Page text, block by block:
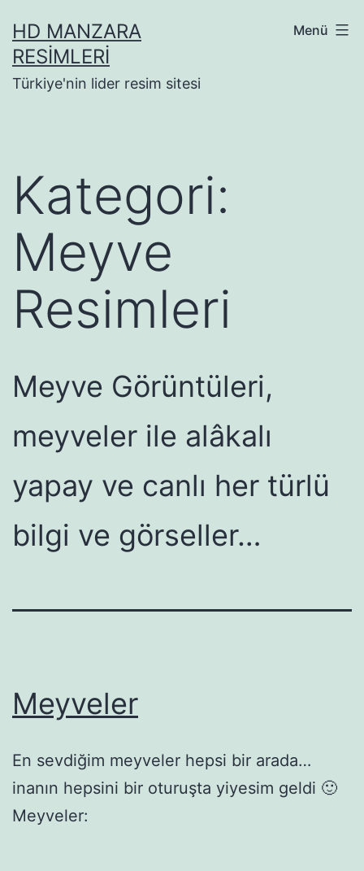
geçHD MANZARA
RESIMLERI
Türkiye'nin lider resim sitesi
Menü
Kategori:
Meyve
Resimleri
Meyve Görüntüleri,
meyveler ile alâkalı
yapay ve canlı her türlü
bilgi ve görseller…
Meyveler
En sevdiğim meyveler hepsi bir arada…
inanın hepsini bir oturuşta yiyesim geldi 🙂
Meyveler: